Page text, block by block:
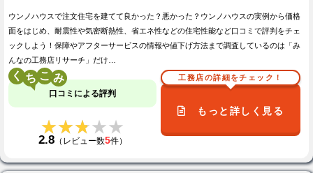
ウンノハウスで注文住宅を建てて良かった？悪かった？ウンノハウスの実例から価格
面をはじめ、耐震性や気密断熱性、省エネ性などの住宅性能など口コミで評判をチェ
ックしよう！保障やアフターサービスの情報や値下げ方法まで調査しているのは「み
んなの工務店リサーチ」だけ…
く こ
口コミによる評判
★★★★★
★★★★★
2.8（レビュー数5件）
工務店の詳細をチェック！
もっと詳しく見る